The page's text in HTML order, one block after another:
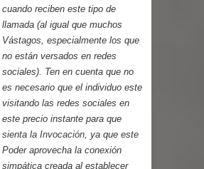
cuando reciben este tipo de
llamada (al igual que muchos
Vástagos, especialmente los que
no están versados en redes
sociales). Ten en cuenta que no
es necesario que el individuo este
visitando las redes sociales en
este precio instante para que
sienta la Invocación, ya que este
Poder aprovecha la conexión
simpática creada al establecer